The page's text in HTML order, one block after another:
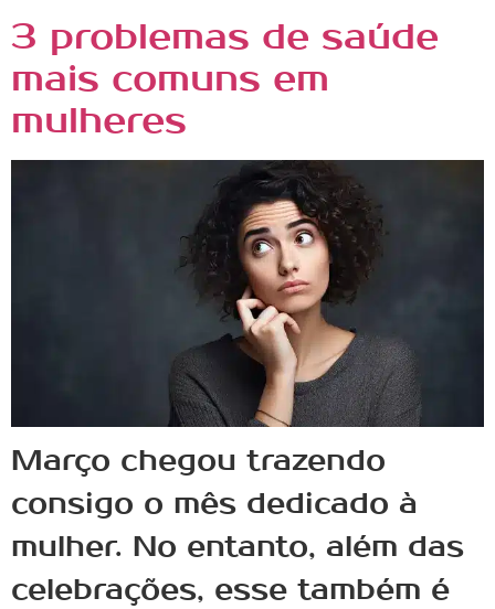
3 problemas de saúde
mais comuns em
mulheres
Março chegou trazendo
consigo o mês dedicado à
mulher. No entanto, além das
celebrações, esse também é